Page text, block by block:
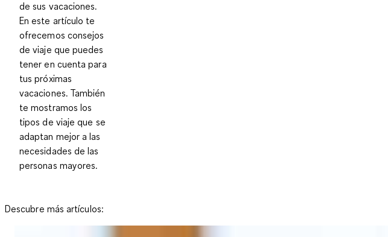
de sus vacaciones.
En este artículo te
ofrecemos consejos
de viaje que puedes
tener en cuenta para
tus próximas
vacaciones. También
te mostramos los
tipos de viaje que se
adaptan mejor a las
necesidades de las
personas mayores.
Descubre más artículos: